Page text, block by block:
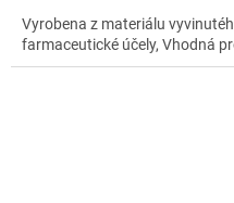
Vyrobena z materiálu
farmaceutické účely, Vhodná